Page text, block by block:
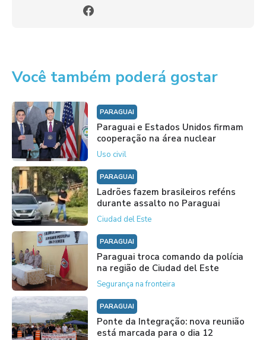
Você também poderá gostar
PARAGUAI
Paraguai e Estados Unidos firmam
cooperação na área nuclear
Uso civil
PARAGUAI
Ladrões fazem brasileiros reféns
durante assalto no Paraguai
Ciudad del Este
PARAGUAI
Paraguai troca comando da polícia
na região de Ciudad del Este
Segurança na fronteira
PARAGUAI
Ponte da Integração: nova reunião
está marcada para o dia 12